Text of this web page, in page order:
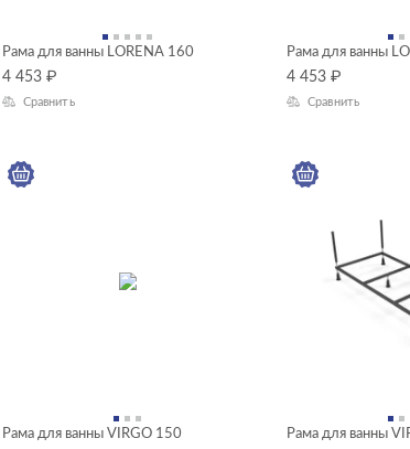
Рама для ванны LORENA 160
4 453 ₽
Сравнить
Рама для ванны
4 453 ₽
Сравнить
Рама для ванны VIRGO 150 Рама для ванны